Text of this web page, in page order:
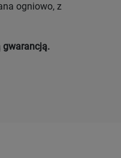
ogniowo, z
gwarancją.